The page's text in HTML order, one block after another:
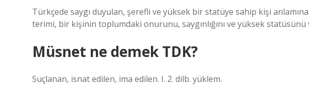
Türkçede saygı duyulan, şerefli ve yüksek bir statüye sahip kişi
terimi, bir kişinin toplumdaki onurunu, saygınlığını ve yüksek
Müsnet ne demek TDK?
Suçlanan, isnat edilen, ima edilen. I. 2. dilb. yüklem.